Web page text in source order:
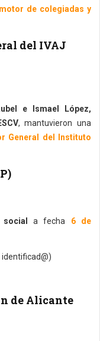
de colegiadas y
del IVAJ
e Ismael López,
, mantuvieron una
General del Instituto
sociala fecha 6 de
de Alicante